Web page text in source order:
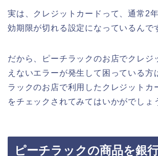
実は、クレジットカードって、通常2
効期限が切れる設定になっているんで
だから、ピーチラックのお店でクレジ
えないエラーが発生して困っている方
ラックのお店で利用したクレジットカ
をチェックされてみてはいかがでしょ
ピーチラックの商品を銀